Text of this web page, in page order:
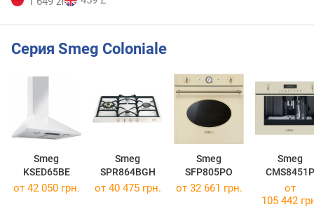
Серия Smeg Coloniale
Smeg
KSED65BE
Smeg
SPR864BGH
Smeg
SFP805PO
Smeg
CMS8451P
от 42 050 грн. от 40 475 грн. от 32 661 грн.
от
105 442